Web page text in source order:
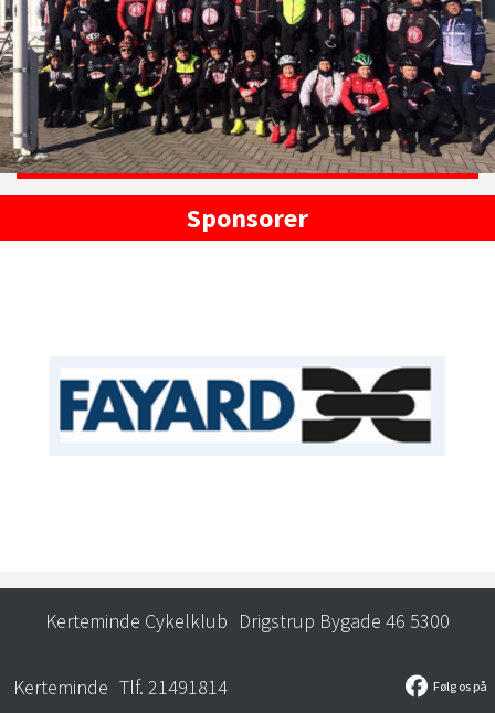
Sponsorer
Kerteminde Cykelklub Drigstrup Bygade 46 5300
Kerteminde Tlf. 21491814 Følg os på